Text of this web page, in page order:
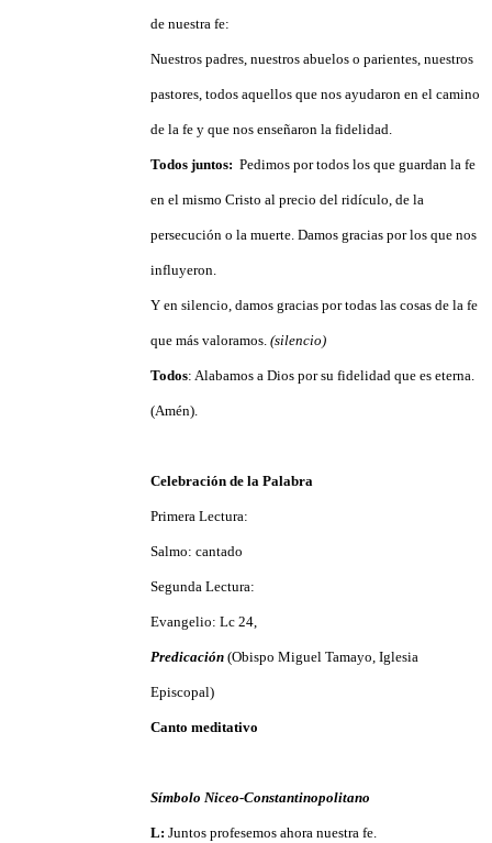
de nuestra fe:
Nuestros padres, nuestros abuelos o parientes, nuestros
pastores, todos aquellos que nos ayudaron en el camino
de la fe y que nos enseñaron la fidelidad.
Todos juntos: Pedimos por todos los que guardan la fe
en el mismo Cristo al precio del ridículo, de la
persecución o la muerte. Damos gracias por los que nos
influyeron.
Y en silencio, damos gracias por todas las cosas de la fe
que más valoramos. (silencio)
Todos: Alabamos a Dios por su fidelidad que es eterna.
(Amén).
Celebración de la Palabra
Primera Lectura:
Salmo: cantado
Segunda Lectura:
Evangelio: Lc 24,
Predicación (Obispo Miguel Tamayo, Iglesia
Episcopal)
Canto meditativo
Símbolo Niceo-Constantinopolitano
L: Juntos profesemos ahora nuestra fe.